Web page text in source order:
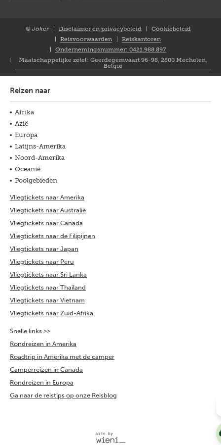
© Joker
Disclaimer en privacybeleid
Cookiebeleid
Reisvoorwaarden
Reiskantoren
Ondernemingsnummer: 0421.988.897
Maatschappelijke zetel: Geerdegemvaart 96-98, 2800 Mechelen,
België
Reizen naar
Afrika
Azië
Europa
Latijns-Amerika
Noord-Amerika
Oceanië
Poolgebieden
Vliegtickets naar Amerika
Vliegtickets naar Australië
Vliegtickets naar Canada
Vliegtickets naar de Filipijnen
Vliegtickets naar Japan
Vliegtickets naar Peru
Vliegtickets naar Sri Lanka
Vliegtickets naar Thailand
Vliegtickets naar Vietnam
Vliegtickets naar Zuid-Afrika
Snelle links >>
Rondreizen in Amerika
Roadtrip in Amerika met de camper
Camperreizen in Canada
Rondreizen in Europa
Ga naar de reistips op onze Reisblog